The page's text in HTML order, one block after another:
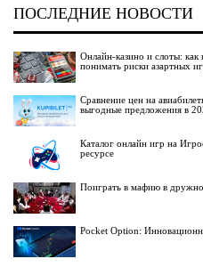
ПОСЛЕДНИЕ НОВОСТИ
Онлайн-казино и слоты: как
понимать риски азартных
Сравнение цен на
выгодные предложения в
Каталог онлайн игр на
ресурсе
Поиграть в мафию в
Pocket Option: